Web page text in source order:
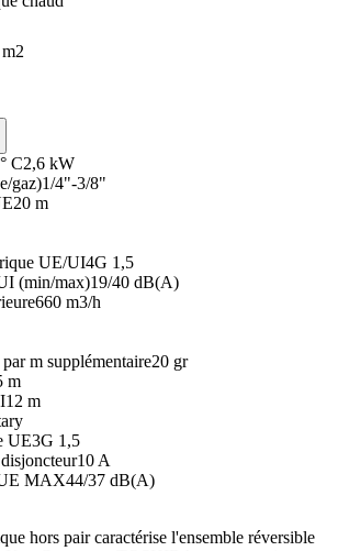
C2,6 kW
gaz)1/4"-3/8"
20 m
UE/UI4G 1,5
(min/max)19/40 dB(A)
660 m3/h
m supplémentaire20 gr
m
12 m
UE3G 1,5
10 A
MAX44/37 dB(A)
hors pair caractérise l'ensemble réversible